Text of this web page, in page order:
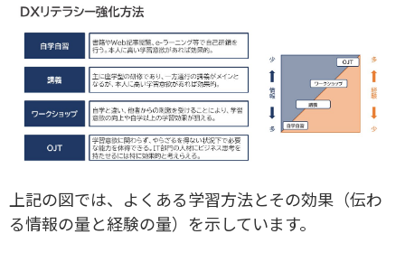
上記の図では、よくある学習方法とその効果（伝わ
る情報の量と経験の量）を示しています。